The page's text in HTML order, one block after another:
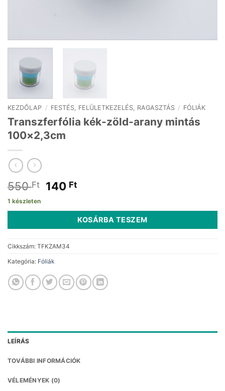
KEZDŐLAP / FESTÉS, FELÜLETKEZELÉS, RAGASZTÁS / FÓLIÁK
Transzferfólia kék-zöld-arany mintás
100×2,3cm
550Ft
Original
was:
550 Ft.
140 FtCurrent
is:
140 Ft.
1 készleten
KOSÁRBA TESZEM
Cikkszám: TFKZAM34
Kategória: Fóliák
LEÍRÁS
TOVÁBBI INFORMÁCIÓK
VÉLEMÉNYEK (0)